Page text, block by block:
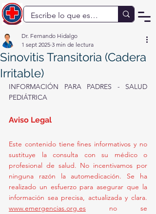
Sinovitis Transitoria (Cadera
Irritable)
Dr. Fernando Hidalgo
1 sept 2025 3 min de lectura
INFORMACIÓN PARA PADRES - SALUD
PEDIÁTRICA
Aviso Legal
Este contenido tiene fines informativos y no
sustituye la consulta con su médico o
profesional de salud. No incentivamos por
ninguna razón la automedicación. Se ha
realizado un esfuerzo para asegurar que la
www.emergencias.org.es no se